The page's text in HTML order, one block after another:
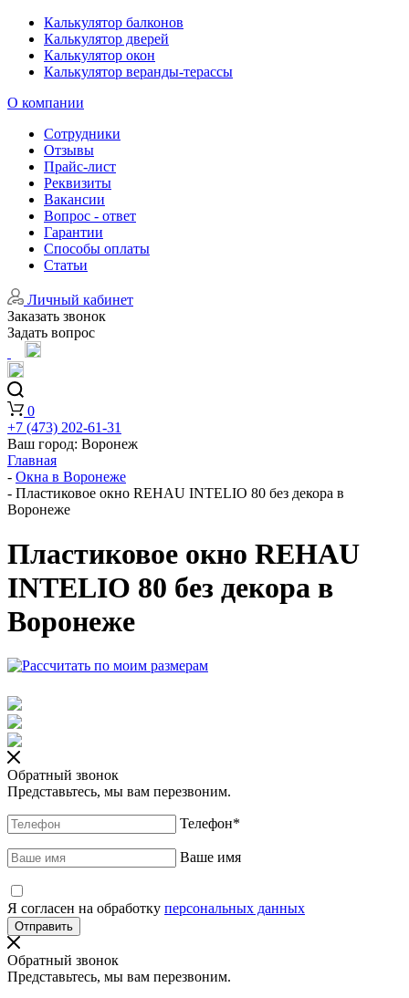
Калькулятор балконов
Калькулятор дверей
Калькулятор окон
Калькулятор веранды-терассы
О компании
Сотрудники
Отзывы
Прайс-лист
Реквизиты
Вакансии
Вопрос - ответ
Гарантии
Способы оплаты
Статьи
Личный кабинет
Заказать звонок
Задать вопрос
0
+7 (473) 202-61-31
Ваш город: Воронеж
Главная
- Окна в Воронеже
- Пластиковое окно REHAU INTELIO 80 без декора в
Воронеже
Пластиковое окно REHAU
INTELIO 80 без декора в
Воронеже
Обратный звонок
Представьтесь, мы вам перезвоним.
Телефон*
Ваше имя
Я согласен на обработку персональных данных
Обратный звонок
Представьтесь, мы вам перезвоним.